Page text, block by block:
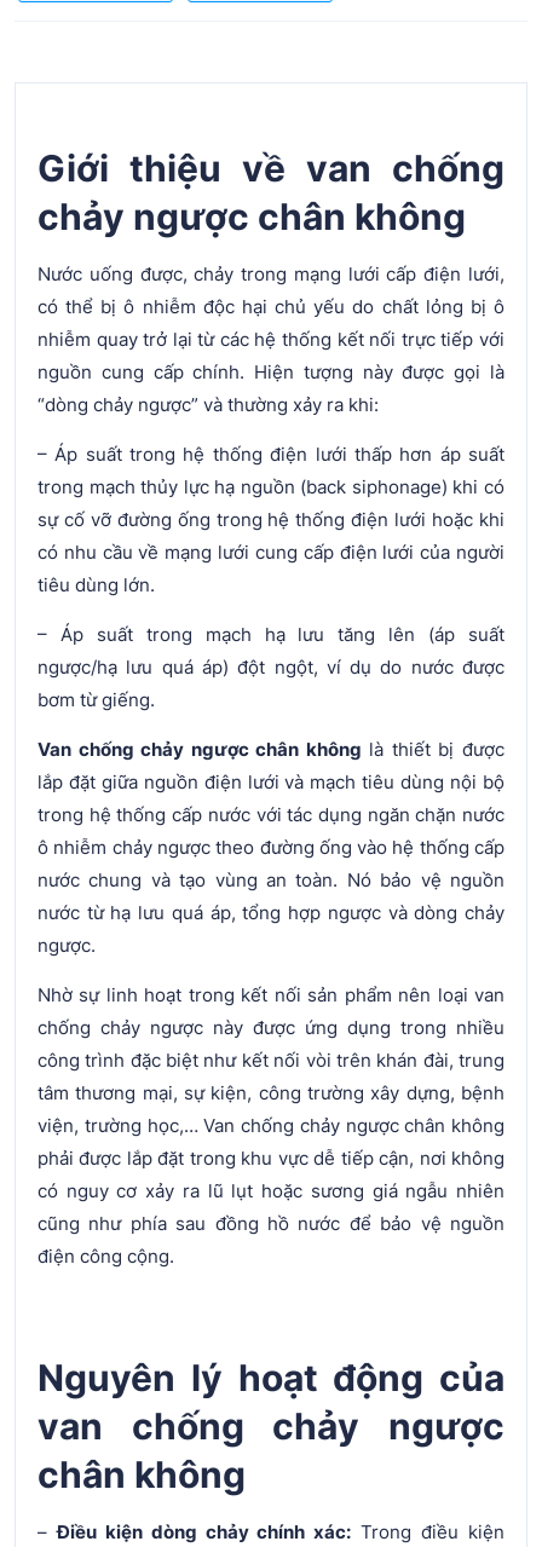
Giới thiệu về van chống
chảy ngược chân không
Nước uống được, chảy trong mạng lưới cấp điện lưới,
có thể bị ô nhiễm độc hại chủ yếu do chất lỏng bị ô
nhiễm quay trở lại từ các hệ thống kết nối trực tiếp với
nguồn cung cấp chính. Hiện tượng này được gọi là
“dòng chảy ngược” và thường xảy ra khi:
– Áp suất trong hệ thống điện lưới thấp hơn áp suất
trong mạch thủy lực hạ nguồn (back siphonage) khi có
sự cố vỡ đường ống trong hệ thống điện lưới hoặc khi
có nhu cầu về mạng lưới cung cấp điện lưới của người
tiêu dùng lớn.
– Áp suất trong mạch hạ lưu tăng lên (áp suất
ngược/hạ lưu quá áp) đột ngột, ví dụ do nước được
bơm từ giếng.
Van chống chảy ngược chân không là thiết bị được
lắp đặt giữa nguồn điện lưới và mạch tiêu dùng nội bộ
trong hệ thống cấp nước với tác dụng ngăn chặn nước
ô nhiễm chảy ngược theo đường ống vào hệ thống cấp
nước chung và tạo vùng an toàn. Nó bảo vệ nguồn
nước từ hạ lưu quá áp, tổng hợp ngược và dòng chảy
ngược.
Nhờ sự linh hoạt trong kết nối sản phẩm nên loại van
chống chảy ngược này được ứng dụng trong nhiều
công trình đặc biệt như kết nối vòi trên khán đài, trung
tâm thương mại, sự kiện, công trường xây dựng, bệnh
viện, trường học,… Van chống chảy ngược chân không
phải được lắp đặt trong khu vực dễ tiếp cận, nơi không
có nguy cơ xảy ra lũ lụt hoặc sương giá ngẫu nhiên
cũng như phía sau đồng hồ nước để bảo vệ nguồn
điện công cộng.
Nguyên lý hoạt động của
van chống chảy ngược
chân không
–Điều kiện dòng chảy chính xác: Trong điều kiện